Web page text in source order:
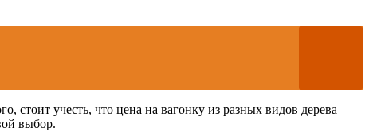
стоит учесть, что цена на вагонку из разных видов дерева
выбор.